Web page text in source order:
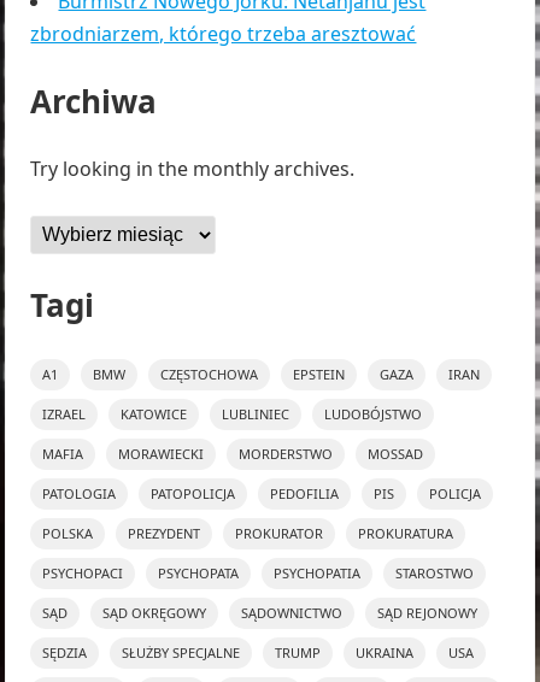
zbrodniarzem, którego trzeba aresztować
Archiwa
Try looking in the monthly archives.
Archiwa
Tagi
A1 BMW CZĘSTOCHOWA EPSTEIN GAZA IRAN
IZRAEL KATOWICE LUBLINIEC LUDOBÓJSTWO
MAFIA MORAWIECKI MORDERSTWO MOSSAD
PATOLOGIA PATOPOLICJA PEDOFILIA PIS POLICJA
POLSKA PREZYDENT PROKURATOR PROKURATURA
PSYCHOPACI PSYCHOPATA PSYCHOPATIA STAROSTWO
SĄD SĄD OKRĘGOWY SĄDOWNICTWO SĄD REJONOWY
SĘDZIA SŁUŻBY SPECJALNE TRUMP UKRAINA USA